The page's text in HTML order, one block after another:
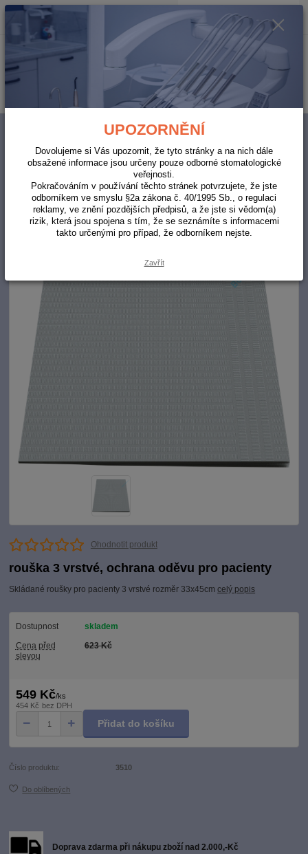
Hledat
0,00 Kč
Roušky/ rouška (bryndáky) šedá 500ks
Roušky/ rouška (bryndáky) šedá
500ks
Ohodnotit produkt
rouška 3 vrstvé, ochrana oděvu pro pacienty
Skládané roušky pro pacienty 3 vrstvé rozměr 33x45cmcelý popis
Dostupnost skladem
Cena před
slevou
623 Kč
549 Kč/ks
454 Kč bez DPH
Přidat do košíku
Číslo produktu: 3510
Do oblíbených
Doprava zdarma při nákupu zboží nad 2.000,-Kč
UPOZORNĚNÍ
Dovolujeme si Vás upozornit, že tyto stránky a na nich dále
obsažené informace jsou určeny pouze odborné stomatologické
veřejnosti.
Pokračováním v používání těchto stránek potvrzujete, že jste
odborníkem ve smyslu §2a zákona č. 40/1995 Sb., o regulaci
reklamy, ve znění pozdějších předpisů, a že jste si vědom(a)
rizik, která jsou spojena s tím, že se seznámíte s informacemi
takto určenými pro případ, že odborníkem nejste.
Zavřít